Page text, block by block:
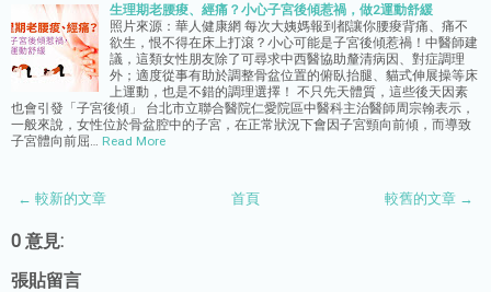
生理期老腰痠、經痛？小心子宮後傾惹禍，做2運動舒緩
照片來源：華人健康網 每次大姨媽報到都讓你腰痠背痛、痛不
欲生，恨不得在床上打滾？小心可能是子宮後傾惹禍！中醫師建
議，這類女性朋友除了可尋求中西醫協助釐清病因、對症調理
外；適度從事有助於調整骨盆位置的俯臥抬腿、貓式伸展操等床
上運動，也是不錯的調理選擇！ 不只先天體質，這些後天因素
也會引發「子宮後傾」 台北市立聯合醫院仁愛院區中醫科主治醫師周宗翰表示，
一般來說，女性位於骨盆腔中的子宮，在正常狀況下會因子宮頸向前傾，而導致
子宮體向前屈…
Read More
← 較新的文章 較舊的文章 →
首頁
0 意見:
張貼留言